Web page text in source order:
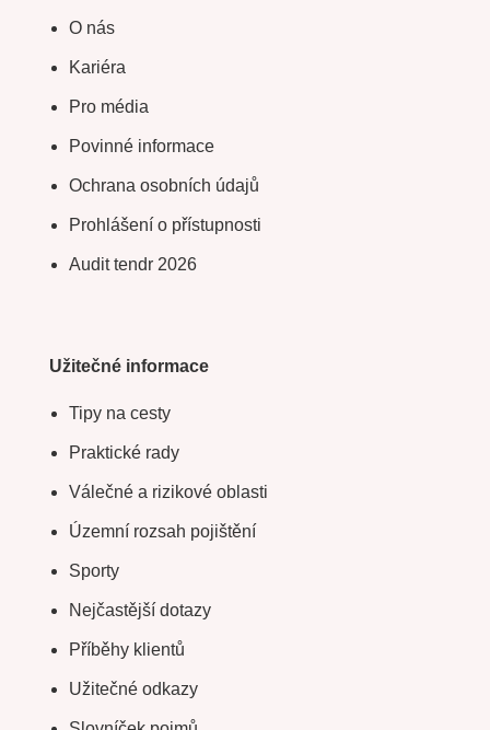
O nás
Kariéra
Pro média
Povinné informace
Ochrana osobních údajů
Prohlášení o přístupnosti
Audit tendr 2026
Užitečné informace
Tipy na cesty
Praktické rady
Válečné a rizikové oblasti
Územní rozsah pojištění
Sporty
Nejčastější dotazy
Příběhy klientů
Užitečné odkazy